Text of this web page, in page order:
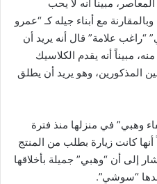
مبيناً أنه لا يحب
مع أبناء جيله كـ “عمرو
“راغب علامة” قال أنه يريد أن
مبيناً أنه يقدم الكلاسيك
المذكورين، وهو يريد أن يطلق
وهبي” في منزلها منذ فترة
أنها كانت زيارة بطلب من المنتج
إلى أن “وهبي” جميلة بأخلاقها
“سوشي”.